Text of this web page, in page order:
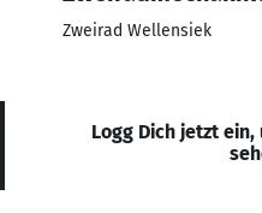
Zweirad Wellensiek
Logg Dich jetzt